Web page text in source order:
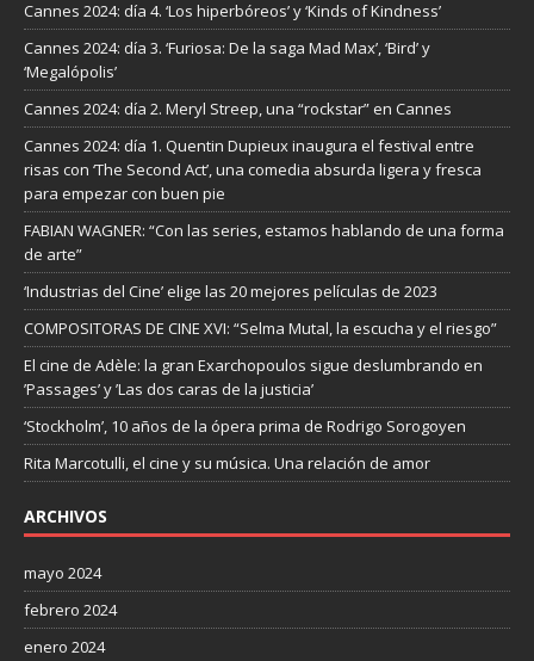
Cannes 2024: día 4. ‘Los hiperbóreos’ y ‘Kinds of Kindness’
Cannes 2024: día 3. ‘Furiosa: De la saga Mad Max’, ‘Bird’ y
‘Megalópolis’
Cannes 2024: día 2. Meryl Streep, una “rockstar” en Cannes
Cannes 2024: día 1. Quentin Dupieux inaugura el festival entre
risas con ‘The Second Act’, una comedia absurda ligera y fresca
para empezar con buen pie
FABIAN WAGNER: “Con las series, estamos hablando de una forma
de arte”
‘Industrias del Cine’ elige las 20 mejores películas de 2023
COMPOSITORAS DE CINE XVI: “Selma Mutal, la escucha y el riesgo”
El cine de Adèle: la gran Exarchopoulos sigue deslumbrando en
’Passages’ y ’Las dos caras de la justicia’
‘Stockholm’, 10 años de la ópera prima de Rodrigo Sorogoyen
Rita Marcotulli, el cine y su música. Una relación de amor
ARCHIVOS
mayo 2024
febrero 2024
enero 2024